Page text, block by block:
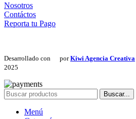
Nosotros
Contáctos
Reporta tu Pago
Desarrollado con porKiwi Agencia Creativa
2025
Buscar...
Menú